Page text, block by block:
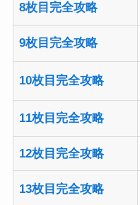
8枚目完全攻略
9枚目完全攻略
10枚目完全攻略
11枚目完全攻略
12枚目完全攻略
13枚目完全攻略